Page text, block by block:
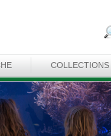
COLLECTIONS